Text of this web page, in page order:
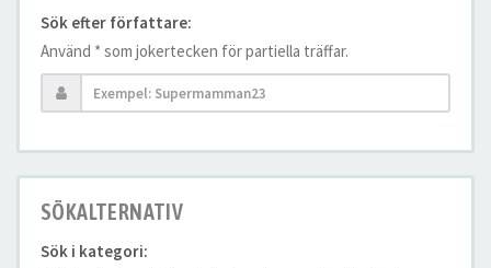
Sök efter författare:
Använd * som jokertecken för partiella träffar.
SÖKALTERNATIV
Sök i kategori: